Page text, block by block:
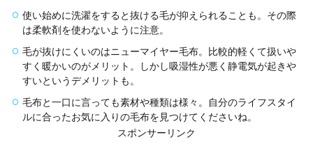
使い始めに洗濯をすると抜ける毛が抑えられることも。その際
は柔軟剤を使わないように注意。
毛が抜けにくいのはニューマイヤー毛布。比較的軽くて扱いや
すく暖かいのがメリット。しかし吸湿性が悪く静電気が起きや
すいというデメリットも。
毛布と一口に言っても素材や種類は様々。自分のライフスタイ
ルに合ったお気に入りの毛布を見つけてくださいね。
スポンサーリンク